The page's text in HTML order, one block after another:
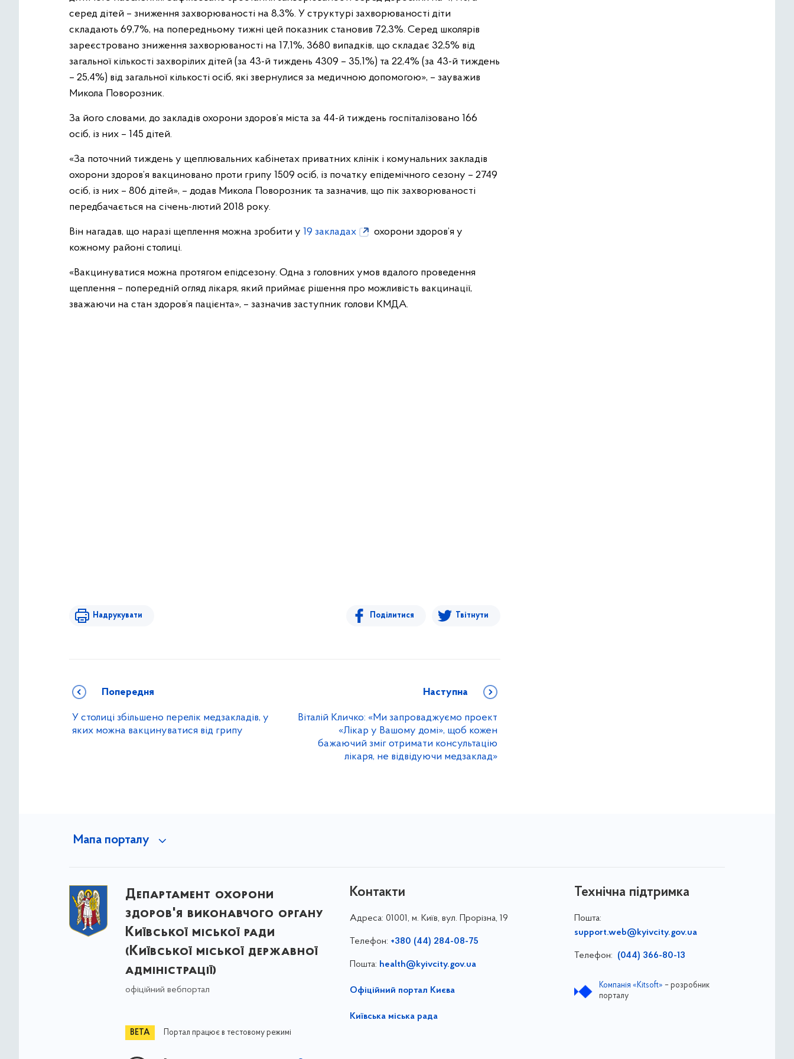
серед дітей – зниження захворюваності на 8,3%. У структурі захворюваності діти
складають 69,7%, на попередньому тижні цей показник становив 72,3%. Серед школярів
зареєстровано зниження захворюваності на 17,1%, 3680 випадків, що складає 32,5% від
загальної кількості захворілих дітей (за 43-й тиждень 4309 – 35,1%) та 22,4% (за 43-й тиждень
– 25,4%) від загальної кількості осіб, які звернулися за медичною допомогою», – зауважив
Микола Поворозник.
За його словами, до закладів охорони здоров’я міста за 44-й тиждень госпіталізовано 166
осіб, із них – 145 дітей.
«За поточний тиждень у щеплювальних кабінетах приватних клінік і комунальних закладів
охорони здоров’я вакциновано проти грипу 1509 осіб, із початку епідемічного сезону – 2749
осіб, із них – 806 дітей», – додав Микола Поворозник та зазначив, що пік захворюваності
передбачається на січень-лютий 2018 року.
Він нагадав, що наразі щеплення можна зробити у 19 закладах
охорони здоров’я у
кожному районі столиці.
«Вакцинуватися можна протягом епідсезону. Одна з головних умов вдалого проведення
щеплення – попередній огляд лікаря, який приймає рішення про можливість вакцинації,
зважаючи на стан здоров’я пацієнта», – зазначив заступник голови КМДА.
Надрукувати Поділитися Твітнути
Попередня
У столиці збільшено перелік медзакладів, у
яких можна вакцинуватися від грипу
Наступна
Віталій Кличко: «Ми запроваджуємо проект
«Лікар у Вашому домі», щоб кожен
бажаючий зміг отримати консультацію
лікаря, не відвідуючи медзаклад»
Мапа порталу
Департамент охорони
здоров'я виконавчого органу
Київської міської ради
(Київської міської державної
адміністрації)
офіційний вебпортал
Портал працює в тестовому режимі
Контакти
Адреса: 01001, м. Київ, вул. Прорізна, 19
Телефон: +380 (44) 284-08-75
Пошта: health@kyivcity.gov.ua
Офіційний портал Києва
Київська міська рада
Технічна підтримка
Пошта:
support.web@kyivcity.gov.ua
Телефон: (044) 366-80-13
Компанія «Kitsoft» – розробник
порталу